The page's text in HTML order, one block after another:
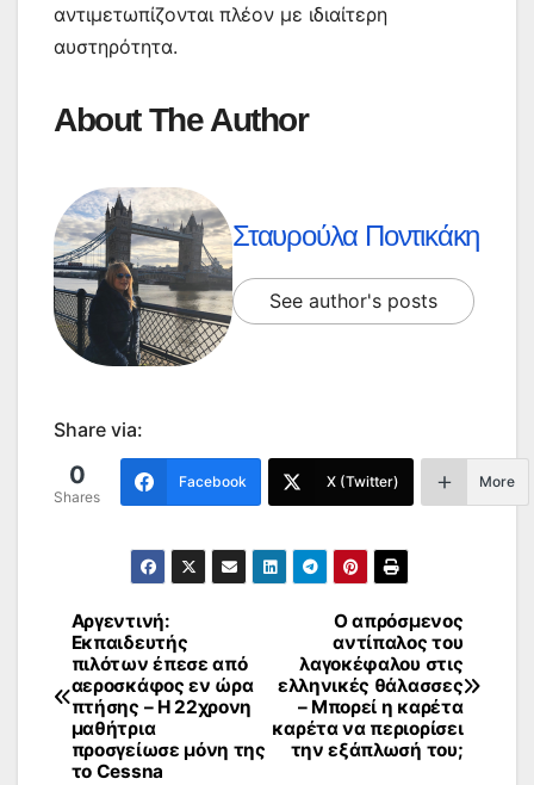
αντιμετωπίζονται πλέον με ιδιαίτερη
αυστηρότητα.
About The Author
Σταυρούλα Ποντικάκη
See author's posts
Share via:
0
Shares
Facebook X (Twitter) More
Πλοήγηση
άρθρων
Ο απρόσμενος
αντίπαλος του
λαγοκέφαλου στις
ελληνικές θάλασσες
– Μπορεί η καρέτα
καρέτα να περιορίσει
την εξάπλωσή του;
Αργεντινή:
Εκπαιδευτής
πιλότων έπεσε από
αεροσκάφος εν ώρα
πτήσης – Η 22χρονη
μαθήτρια
προσγείωσε μόνη της
το Cessna